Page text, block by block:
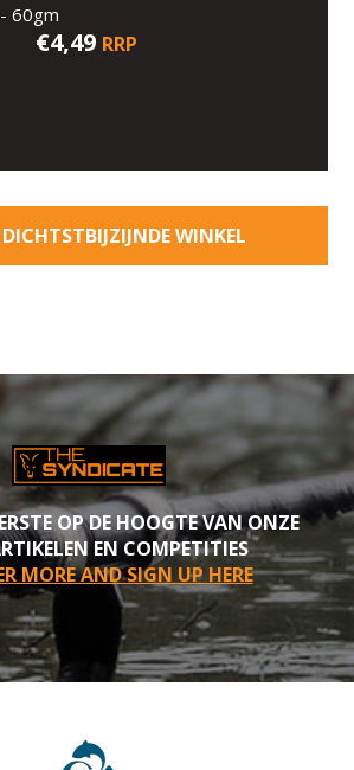
60gm
€4,49 RRP
WINKEL
OP DE HOOGTE VAN ONZE
EN COMPETITIES
MORE AND SIGN UP HERE